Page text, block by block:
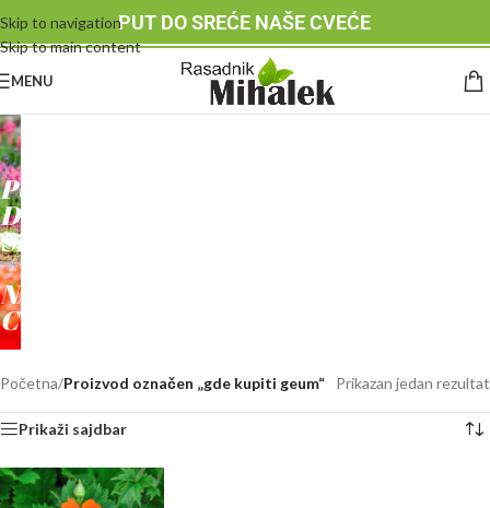
Skip to navigation
Skip to main content
PUT DO SREĆE NAŠE CVEĆE
MENU
RASADNIK
MIHALEK
PUT
DO
SREĆE
-
NAŠE
CVEĆE
Početna/Proizvod označen „gde kupiti geum“ Prikazan jedan rezultat
Prikaži sajdbar